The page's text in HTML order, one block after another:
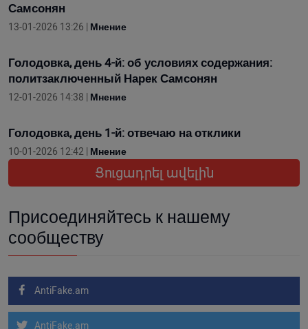
Самсонян
13-01-2026 13:26 | Мнение
Голодовка, день 4-й: об условиях содержания:
политзаключенный Нарек Самсонян
12-01-2026 14:38 | Мнение
Голодовка, день 1-й: отвечаю на отклики
10-01-2026 12:42 | Мнение
Ցուցադրել ավելին
Присоединяйтесь к нашему
сообществу
AntiFake.am
AntiFake.am